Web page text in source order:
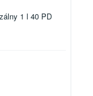
1 l 40 PD